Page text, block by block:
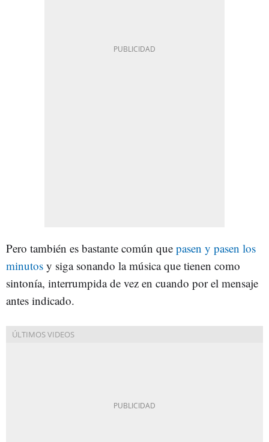
Pero también es bastante común que pasen y pasen los
minutos y siga sonando la música que tienen como
sintonía, interrumpida de vez en cuando por el mensaje
antes indicado.